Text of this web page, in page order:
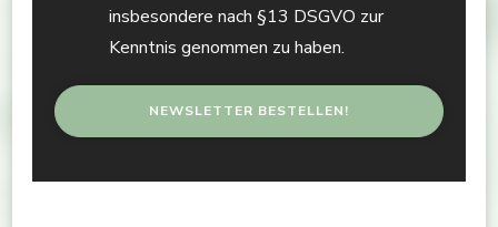
insbesondere nach §13 DSGVO zur
Kenntnis genommen zu haben.